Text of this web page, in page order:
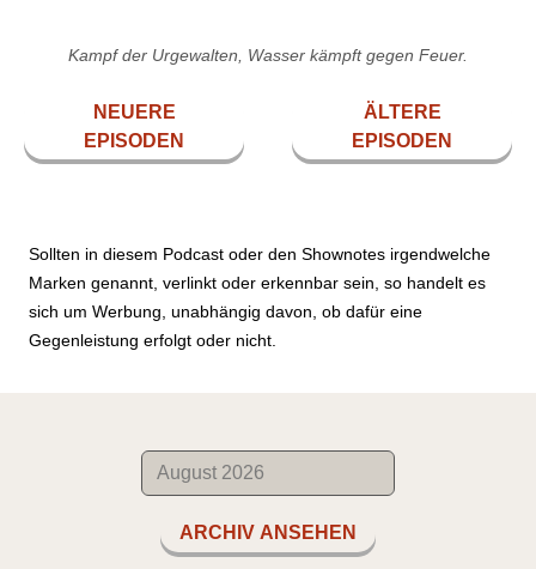
Kampf der Urgewalten, Wasser kämpft gegen Feuer.
NEUERE
EPISODEN
ÄLTERE
EPISODEN
Sollten in diesem Podcast oder den Shownotes irgendwelche
Marken genannt, verlinkt oder erkennbar sein, so handelt es
sich um Werbung, unabhängig davon, ob dafür eine
Gegenleistung erfolgt oder nicht.
ARCHIV ANSEHEN